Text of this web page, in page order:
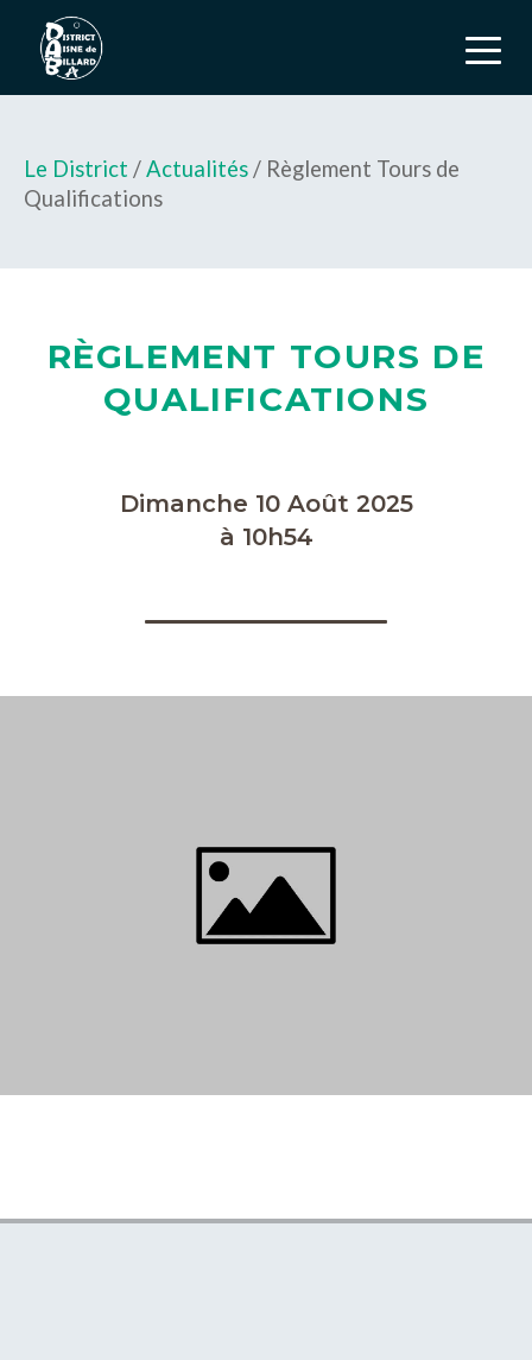
Le District /Actualités / Règlement Tours de
Qualifications
RÈGLEMENT TOURS DE
QUALIFICATIONS
Dimanche 10 Août 2025
à 10h54